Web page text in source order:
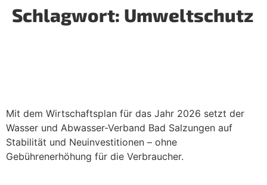
Schlagwort: Umweltschutz
Mit dem Wirtschaftsplan für das Jahr 2026 setzt der
Wasser und Abwasser-Verband Bad Salzungen auf
Stabilität und Neuinvestitionen – ohne
Gebührenerhöhung für die Verbraucher.